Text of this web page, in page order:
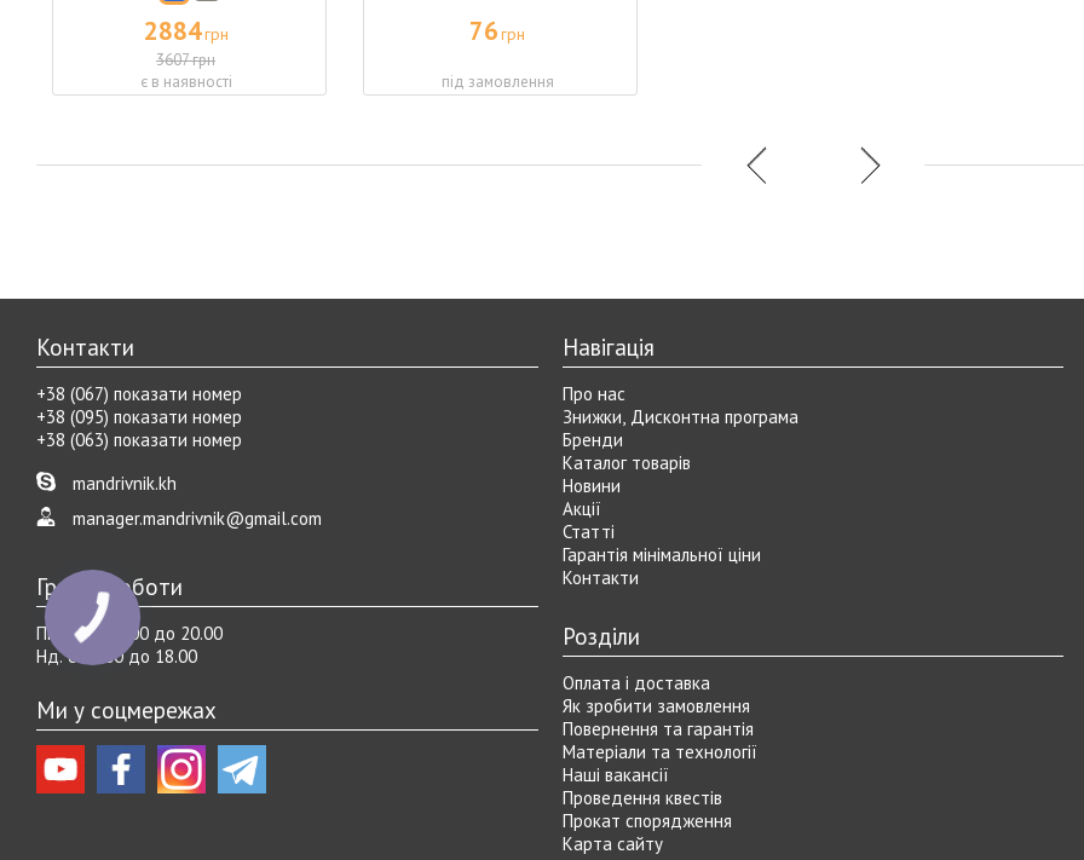
2884грн
3607 грн
є в наявності
76грн
під замовлення
Контакти
+38 (067) показати номер
+38 (095) показати номер
+38 (063) показати номер
mandrivnik.kh
manager.mandrivnik@gmail.com
Графік роботи
Пн.-Cб. с 10.00 до 20.00
Нд. с 10.00 до 18.00
Ми у соцмережах
Навігація
Про нас
Знижки, Дисконтна програма
Бренди
Каталог товарів
Новини
Акції
Статті
Гарантія мінімальної ціни
Контакти
Розділи
Оплата і доставка
Як зробити замовлення
Повернення та гарантія
Матеріали та технології
Наші вакансії
Проведення квестів
Прокат спорядження
Карта сайту